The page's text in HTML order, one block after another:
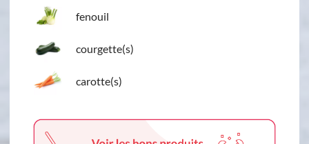
fenouil
courgette(s)
carotte(s)